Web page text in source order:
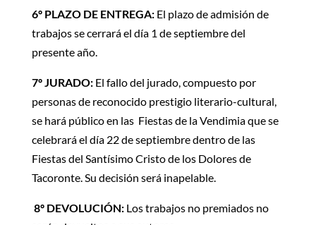
6º PLAZO DE ENTREGA:El plazo de admisión de
trabajos se cerrará el día 1 de septiembre del
presente año.
7º JURADO:El fallo del jurado, compuesto por
personas de reconocido prestigio literario-cultural,
se hará público en las Fiestas de la Vendimia que se
celebrará el día 22 de septiembre dentro de las
Fiestas del Santísimo Cristo de los Dolores de
Tacoronte. Su decisión será inapelable.
8º DEVOLUCIÓN:Los trabajos no premiados no